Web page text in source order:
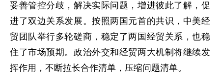
妥善管控分歧，解决实际问题，增进彼此了解，促
进了双边关系发展。按照两国元首的共识，中美经
贸团队举行多轮磋商，稳定了两国经贸关系，也稳
住了市场预期。政治外交和经贸两大机制将继续发
挥作用，不断拉长合作清单，压缩问题清单。